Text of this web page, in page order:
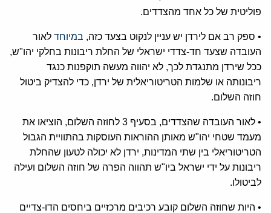
פוליטית של כל אחד מהצדדים.
• ספק רב אם לירדן יש עניין לנקוט בצעד כזה, במיוחד לאור
העובדה שצעד חד-צדדי ישראלי של החלת ריבונות בחלקי יהו"ש,
ככל שירדן מתנגדת לכך, לא יהווה מעשה תוקפנות כנגד
ריבונותה או שלמות הטריטוריאלית של ירדן, כדי להצדיק ביטול
חוזה השלום.
• לאור העובדה שהצדדים, בסעיף 3 לחוזה השלום, הוציאו את
מעמד שטחי יהו"ש מאותן ההוראות העוסקות בהתוויית הגבול
הטריטוריאלי בין שתי המדינות, ירדן לא יכולה לטעון שהחלת
ריבונות על ידי ישראל ביו"ש תהווה הפרה של חוזה השלום ועילה
לביטולו.
• היות שחוזה השלום קובע רכיבים מרכזיים ביחסים הדו-צדיים